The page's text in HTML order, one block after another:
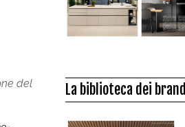
del
La biblioteca dei brand